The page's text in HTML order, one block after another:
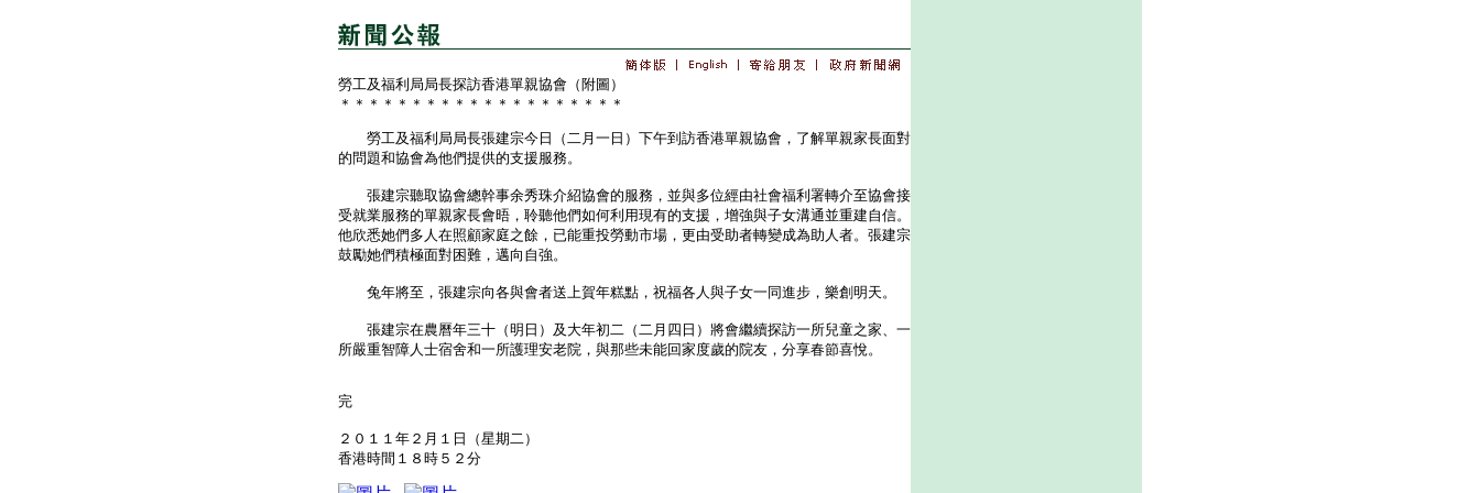
勞工及福利局局長探訪香港單親協會（附圖）
＊＊＊＊＊＊＊＊＊＊＊＊＊＊＊＊＊＊＊＊
勞工及福利局局長張建宗今日（二月一日）下午到訪香港單親協會，了解單親家長面對
的問題和協會為他們提供的支援服務。
張建宗聽取協會總幹事余秀珠介紹協會的服務，並與多位經由社會福利署轉介至協會接
受就業服務的單親家長會晤，聆聽他們如何利用現有的支援，增強與子女溝通並重建自信。
他欣悉她們多人在照顧家庭之餘，已能重投勞動市場，更由受助者轉變成為助人者。張建宗
鼓勵她們積極面對困難，邁向自強。
兔年將至，張建宗向各與會者送上賀年糕點，祝福各人與子女一同進步，樂創明天。
張建宗在農曆年三十（明日）及大年初二（二月四日）將會繼續探訪一所兒童之家、一
所嚴重智障人士宿舍和一所護理安老院，與那些未能回家度歲的院友，分享春節喜悅。
完
２０１１年２月１日（星期二）
香港時間１８時５２分